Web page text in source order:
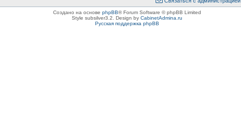
Создано на основе phpBB® Forum Software © phpBB Limited
Style subsilver3.2. Design by CabinetAdmina.ru
Русская поддержка phpBB